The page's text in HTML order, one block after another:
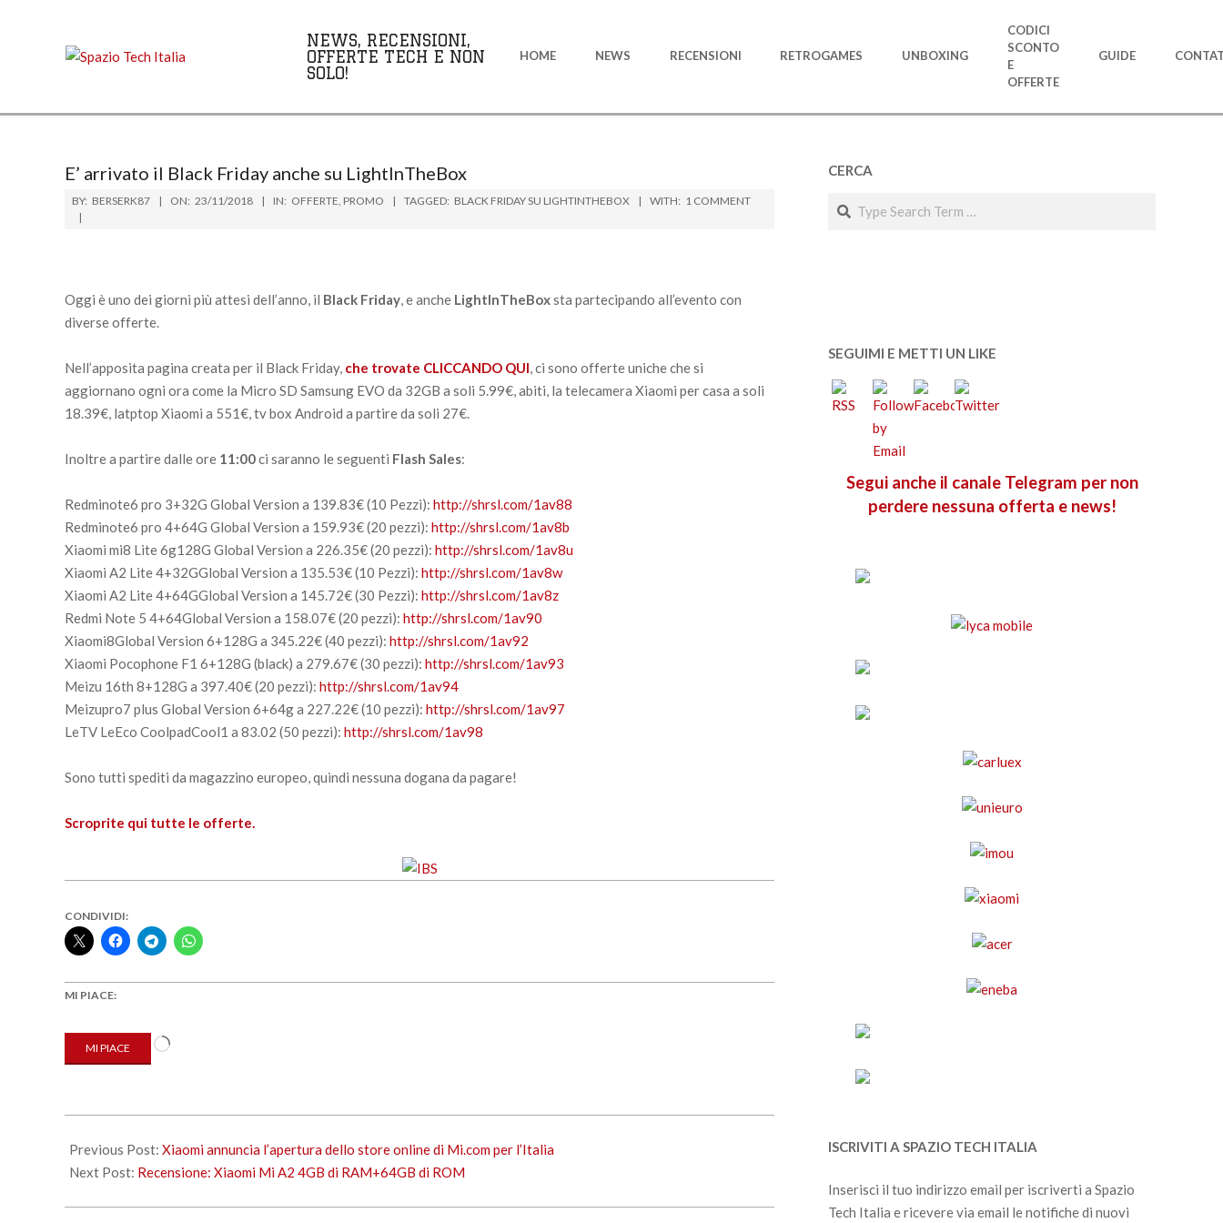
NEWS, RECENSIONI,
OFFERTE TECH E NON
SOLO!
Menu
HOME NEWS RECENSIONI RETROGAMES UNBOXING
CODICI
SCONTO
E
OFFERTE
GUIDE
E’ arrivato il Black Friday anche su LightInTheBox
BY: BERSERK87 ON: 23/11/2018 IN: OFFERTE, PROMO TAGGED: BLACK FRIDAY SU LIGHTINTHEBOX WITH: 1 COMMENT
Oggi è uno dei giorni più attesi dell’anno, il Black Friday, e anche LightInTheBoxsta partecipando all’evento con
diverse offerte.
Nell’apposita pagina creata per il Black Friday, che trovate CLICCANDO QUI, ci sono offerte uniche che si
aggiornano ogni ora come la Micro SD Samsung EVO da 32GB a soli 5.99€, abiti, la telecamera Xiaomi per casa a soli
18.39€, latptop Xiaomi a 551€, tv box Android a partire da soli 27€.
Inoltre a partire dalle ore 11:00ci saranno le seguenti Flash Sales:
Redminote6 pro 3+32G Global Version a 139.83€ (10 Pezzi): http://shrsl.com/1av88
Redminote6 pro 4+64G Global Version a 159.93€ (20 pezzi): http://shrsl.com/1av8b
Xiaomi mi8 Lite 6g128G Global Version a 226.35€ (20 pezzi): http://shrsl.com/1av8u
Xiaomi A2 Lite 4+32GGlobal Version a 135.53€ (10 Pezzi): http://shrsl.com/1av8w
Xiaomi A2 Lite 4+64GGlobal Version a 145.72€ (30 Pezzi): http://shrsl.com/1av8z
Redmi Note 5 4+64Global Version a 158.07€ (20 pezzi): http://shrsl.com/1av90
Xiaomi8Global Version 6+128G a 345.22€ (40 pezzi): http://shrsl.com/1av92
Xiaomi Pocophone F1 6+128G (black) a 279.67€ (30 pezzi): http://shrsl.com/1av93
Meizu 16th 8+128G a 397.40€ (20 pezzi): http://shrsl.com/1av94
Meizupro7 plus Global Version 6+64g a 227.22€ (10 pezzi): http://shrsl.com/1av97
LeTV LeEco CoolpadCool1 a 83.02 (50 pezzi): http://shrsl.com/1av98
Sono tutti spediti da magazzino europeo, quindi nessuna dogana da pagare!
Scroprite qui tutte le offerte.
CONDIVIDI:
MI PIACE:
MI PIACE
Caricamento
11-
23
Previous Post: Xiaomi annuncia l’apertura dello store online di Mi.com per l’Italia
Next Post: Recensione: Xiaomi Mi A2 4GB di RAM+64GB di ROM
CERCA
Search
SEGUIMI E METTI UN LIKE
Segui anche il canale Telegram per non
perdere nessuna offerta e news!
ISCRIVITI A SPAZIO TECH ITALIA
Inserisci il tuo indirizzo email per iscriverti a Spazio
Tech Italia e ricevere via email le notifiche di nuovi